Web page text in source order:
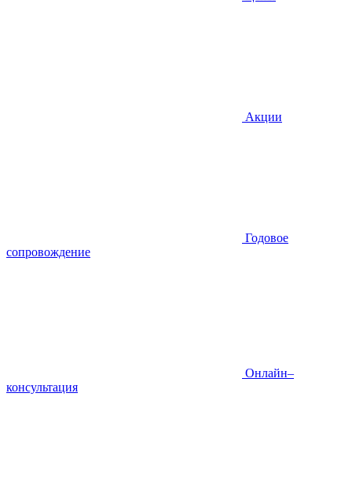
Акции
Годовое
сопровождение
Онлайн–
консультация